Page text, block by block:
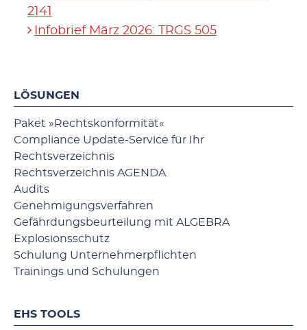
2141
Infobrief März 2026: TRGS 505
LÖSUNGEN
Paket »Rechtskonformität«
Compliance Update-Service für Ihr
Rechtsverzeichnis
Rechtsverzeichnis AGENDA
Audits
Genehmigungsverfahren
Gefährdungsbeurteilung mit ALGEBRA
Explosionsschutz
Schulung Unternehmerpflichten
Trainings und Schulungen
EHS TOOLS